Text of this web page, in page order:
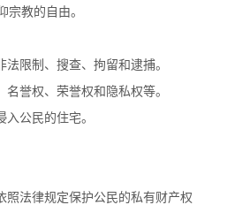
教的自由。
限制、搜查、拘留和逮捕。
誉权、荣誉权和隐私权等。
公民的住宅。
照法律规定保护公民的私有财产权